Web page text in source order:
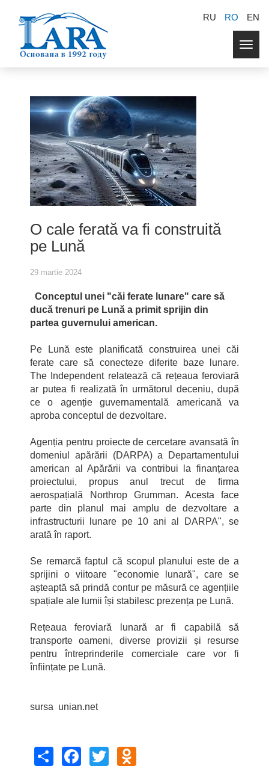
RU RO EN
O cale ferată va fi construită
pe Lună
29 martie 2024
Conceptul unei "căi ferate lunare" care să
ducă trenuri pe Lună a primit sprijin din
partea guvernului american.
Pe Lună este planificată construirea unei căi
ferate care să conecteze diferite baze lunare.
The Independent relatează că rețeaua feroviară
ar putea fi realizată în următorul deceniu, după
ce o agenție guvernamentală americană va
aproba conceptul de dezvoltare.
Agenția pentru proiecte de cercetare avansată în
domeniul apărării (DARPA) a Departamentului
american al Apărării va contribui la finanțarea
proiectului, propus anul trecut de firma
aerospațială Northrop Grumman. Acesta face
parte din planul mai amplu de dezvoltare a
infrastructurii lunare pe 10 ani al DARPA", se
arată în raport.
Se remarcă faptul că scopul planului este de a
sprijini o viitoare "economie lunară", care se
așteaptă să prindă contur pe măsură ce agențiile
spațiale ale lumii își stabilesc prezența pe Lună.
Rețeaua feroviară lunară ar fi capabilă să
transporte oameni, diverse provizii și resurse
pentru întreprinderile comerciale care vor fi
înființate pe Lună.
sursa unian.net
Share FacebookTwitter